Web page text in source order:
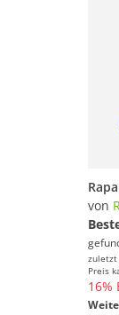
von
zuletzt
Preis
16%